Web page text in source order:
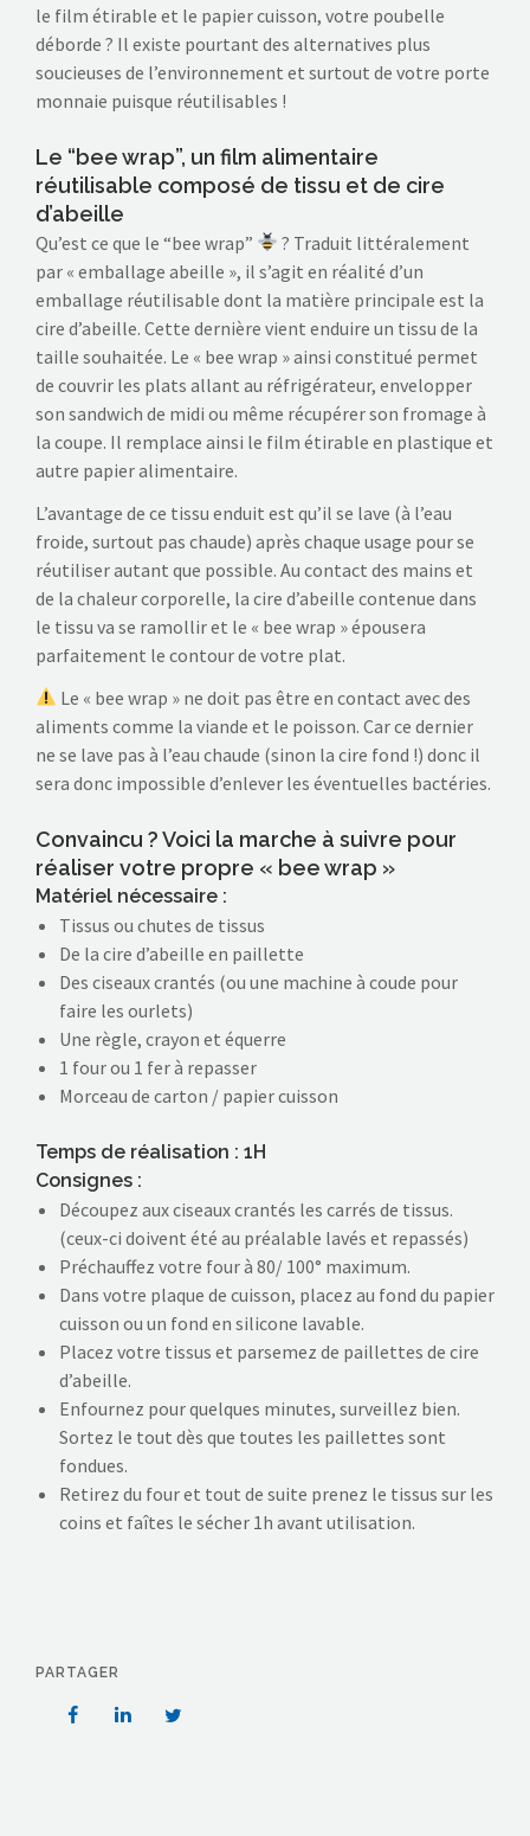
le film étirable et le papier cuisson, votre poubelle
déborde ? Il existe pourtant des alternatives plus
soucieuses de l’environnement et surtout de votre porte
monnaie puisque réutilisables !
Le “bee wrap”, un film alimentaire
réutilisable composé de tissu et de cire
d’abeille
Qu’est ce que le “bee wrap”
? Traduit littéralement
par « emballage abeille », il s’agit en réalité d’un
emballage réutilisable dont la matière principale est la
cire d’abeille. Cette dernière vient enduire un tissu de la
taille souhaitée. Le « bee wrap » ainsi constitué permet
de couvrir les plats allant au réfrigérateur, envelopper
son sandwich de midi ou même récupérer son fromage à
la coupe. Il remplace ainsi le film étirable en plastique et
autre papier alimentaire.
L’avantage de ce tissu enduit est qu’il se lave (à l’eau
froide, surtout pas chaude) après chaque usage pour se
réutiliser autant que possible. Au contact des mains et
de la chaleur corporelle, la cire d’abeille contenue dans
le tissu va se ramollir et le « bee wrap » épousera
parfaitement le contour de votre plat.
Le « bee wrap » ne doit pas être en contact avec des
aliments comme la viande et le poisson. Car ce dernier
ne se lave pas à l’eau chaude (sinon la cire fond !) donc il
sera donc impossible d’enlever les éventuelles bactéries.
Convaincu ? Voici la marche à suivre pour
réaliser votre propre « bee wrap »
Matériel nécessaire :
Tissus ou chutes de tissus
De la cire d’abeille en paillette
Des ciseaux crantés (ou une machine à coude pour
faire les ourlets)
Une règle, crayon et équerre
1 four ou 1 fer à repasser
Morceau de carton / papier cuisson
Temps de réalisation : 1H
Consignes :
Découpez aux ciseaux crantés les carrés de tissus.
(ceux-ci doivent été au préalable lavés et repassés)
Préchauffez votre four à 80/ 100° maximum.
Dans votre plaque de cuisson, placez au fond du papier
cuisson ou un fond en silicone lavable.
Placez votre tissus et parsemez de paillettes de cire
d’abeille.
Enfournez pour quelques minutes, surveillez bien.
Sortez le tout dès que toutes les paillettes sont
fondues.
Retirez du four et tout de suite prenez le tissus sur les
coins et faîtes le sécher 1h avant utilisation.
PARTAGER